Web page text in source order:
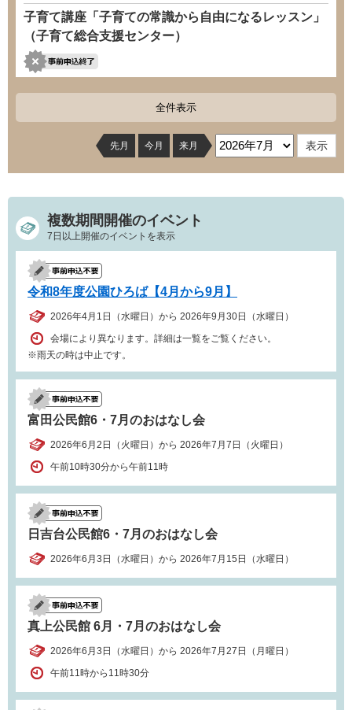
子育て講座「子育ての常識から自由になるレッスン」
（子育て総合支援センター）
全件表示
先月 今月 来月
複数期間開催のイベント
7日以上開催のイベントを表示
令和8年度公園ひろば【4月から9月】
2026年4月1日（水曜日）から 2026年9月30日（水曜日）
会場により異なります。詳細は一覧をご覧ください。
※雨天の時は中止です。
富田公民館6・7月のおはなし会
2026年6月2日（火曜日）から 2026年7月7日（火曜日）
午前10時30分から午前11時
日吉台公民館6・7月のおはなし会
2026年6月3日（水曜日）から 2026年7月15日（水曜日）
真上公民館 6月・7月のおはなし会
2026年6月3日（水曜日）から 2026年7月27日（月曜日）
午前11時から11時30分